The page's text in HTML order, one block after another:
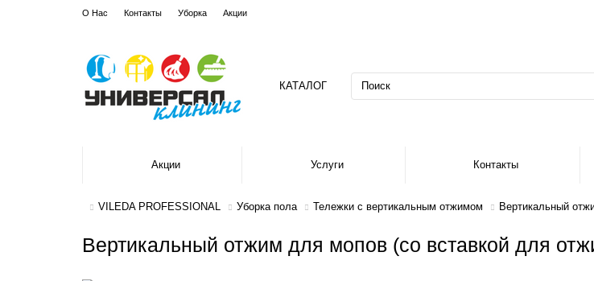
О Нас Контакты Уборка Акции
КАТАЛОГ
Акции Услуги Контакты
VILEDA PROFESSIONAL Уборка пола Тележки с вертикальным отжимом Вертикальный
Вертикальный отжим для мопов (со вставкой для